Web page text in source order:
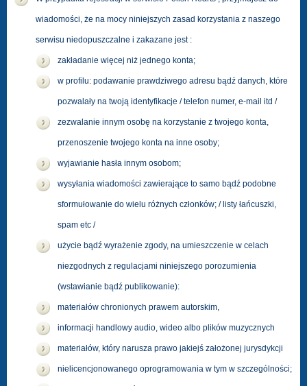
wiadomości, że na mocy niniejszych zasad korzystania z naszego
serwisu niedopuszczalne i zakazane jest :
zakładanie więcej niż jednego konta;
w profilu: podawanie prawdziwego adresu bądź danych, które
pozwalały na twoją identyfikacje / telefon numer, e-mail itd /
zezwalanie innym osobę na korzystanie z twojego konta,
przenoszenie twojego konta na inne osoby;
wyjawianie hasła innym osobom;
wysyłania wiadomości zawierające to samo bądź podobne
sformułowanie do wielu różnych członków; / listy łańcuszki,
spam etc /
użycie bądź wyrażenie zgody, na umieszczenie w celach
niezgodnych z regulacjami niniejszego porozumienia
(wstawianie bądź publikowanie):
materiałów chronionych prawem autorskim,
informacji handlowy audio, wideo albo plików muzycznych
materiałów, który narusza prawo jakiejś założonej jurysdykcji
nielicencjonowanego oprogramowania w tym w szczególności;